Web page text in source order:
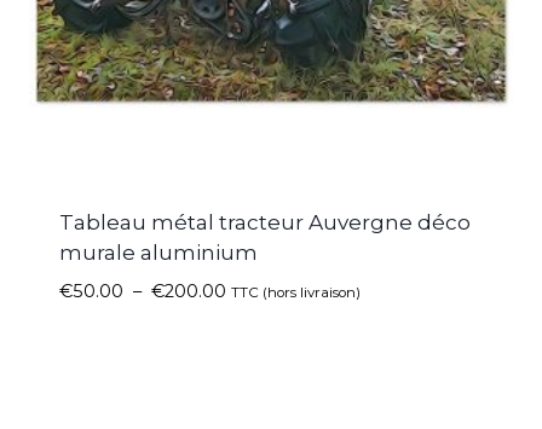
Tableau métal tracteur Auvergne déco
murale aluminium
€50.00 – €200.00 TTC (hors livraison)